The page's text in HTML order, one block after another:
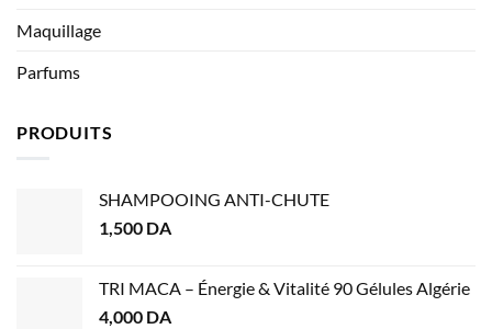
Maquillage
Parfums
PRODUITS
SHAMPOOING ANTI-CHUTE
1,500 DA
TRI MACA – Énergie & Vitalité 90 Gélules Algérie
4,000 DA